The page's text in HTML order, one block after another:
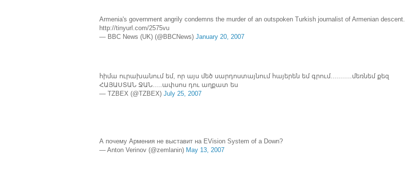
Armenia's government angrily condemns the murder of an outspoken Turkish journalist of Armenian descent.
http://tinyurl.com/2575vu
— BBC News (UK) (@BBCNews) January 20, 2007
հիմա ուրախանում եմ, որ այս մեծ սարդոստայնում հայերեն եմ գրում...........մեռնեմ քեզ
ՀԱՅԱՍՏԱՆ ՋԱՆ.....ափսոս դու աղքատ ես
— TZBEX (@TZBEX) July 25, 2007
А почему Армения не выставит на EVision System of a Down?
— Anton Verinov (@zemlanin) May 13, 2007